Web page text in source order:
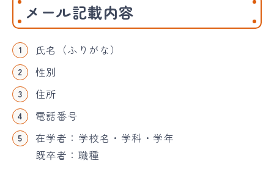
メール記載内容
氏名（ふりがな）
性別
住所
電話番号
在学者：学校名・学科・学年
既卒者：職種